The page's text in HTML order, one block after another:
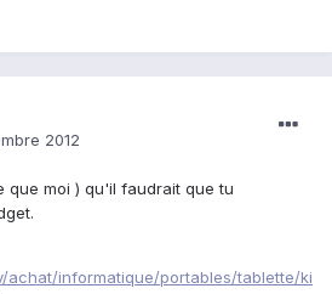
2012
que moi ) qu'il faudrait que tu
achat/informatique/portables/tablette/ki